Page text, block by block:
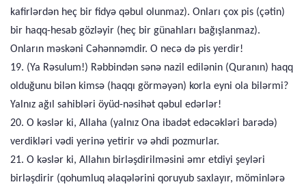
kafirlərdən heç bir fidyə qəbul olunmaz). Onları çox pis (çətin)
bir haqq-hesab gözləyir (heç bir günahları bağışlanmaz).
Onların məskəni Cəhənnəmdir. O necə də pis yerdir!
19. (Ya Rəsulum!) Rəbbindən sənə nazil edilənin (Quranın) haqq
olduğunu bilən kimsə (haqqı görməyən) korla eyni ola bilərmi?
Yalnız ağıl sahibləri öyüd-nəsihət qəbul edərlər!
20. O kəslər ki, Allaha (yalnız Ona ibadət edəcəkləri barədə)
verdikləri vədi yerinə yetirir və əhdi pozmurlar.
21. O kəslər ki, Allahın birləşdirilməsini əmr etdiyi şeyləri
birləşdirir (qohumluq əlaqələrini qoruyub saxlayır, möminlərə